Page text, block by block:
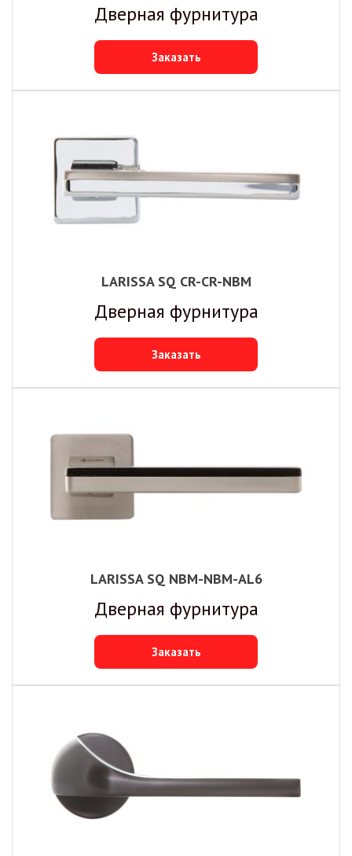
Дверная фурнитура
Заказать
LARISSA SQ CR-CR-NBM
Дверная фурнитура
Заказать
LARISSA SQ NBM-NBM-AL6
Дверная фурнитура
Заказать